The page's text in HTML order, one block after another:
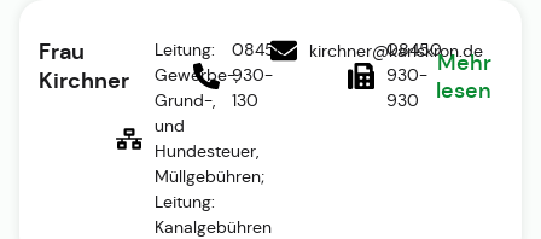
Frau
Kirchner
Leitung:
Gewerbe-,
Grund-,
und
Hundesteuer,
Müllgebühren;
Leitung:
Kanalgebühren
08450
930-
130
kirchner@karlskron.de
08450
930-
930
Mehr
lesen